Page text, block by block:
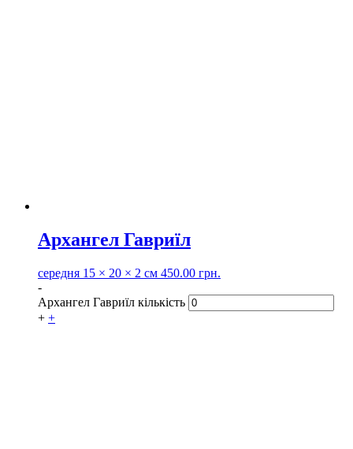
Архангел Гавриїл
середня 15 × 20 × 2 см 450.00 грн.
-
Архангел Гавриїл кількість
+ +